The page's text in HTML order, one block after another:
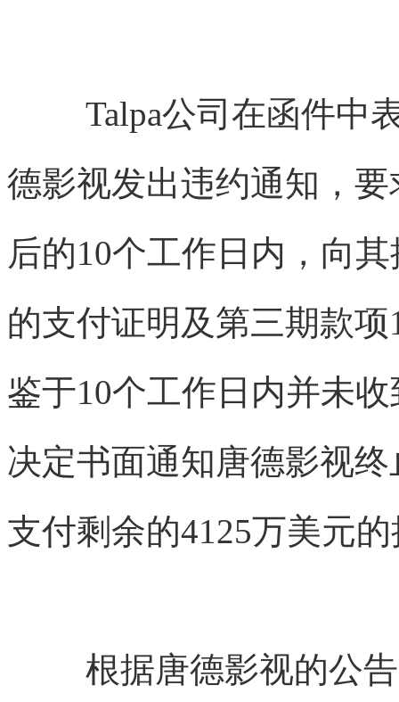
Talpa公司在函件中
德影视发出违约通知，
后的10个工作日内，向
的支付证明及第三期款
鉴于10个工作日内并未
决定书面通知唐德影视
支付剩余的4125万美元
根据唐德影视的公